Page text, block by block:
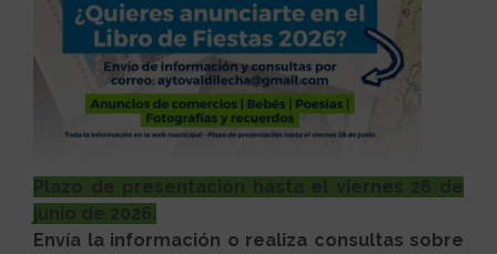
Plazo de presentación hasta el viernes 26 de
junio de 2026.
Envía la información o realiza consultas sobre